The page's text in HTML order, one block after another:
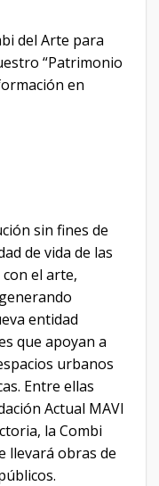
del Arte para
“Patrimonio
en
sin fines de
de vida de las
el arte,
entidad
que apoyan a
urbanos
Entre ellas
Actual MAVI
la Combi
llevará obras de